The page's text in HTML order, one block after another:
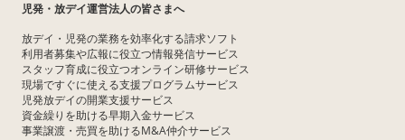
児発・放デイ運営法人の皆さまへ
放デイ・児発の業務を効率化する請求ソフト
利用者募集や広報に役立つ情報発信サービス
スタッフ育成に役立つオンライン研修サービス
現場ですぐに使える支援プログラムサービス
児発放デイの開業支援サービス
資金繰りを助ける早期入金サービス
事業譲渡・売買を助けるM&A仲介サービス